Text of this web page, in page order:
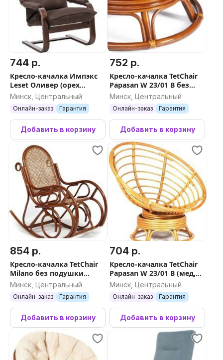
744 р.
Кресло-качалка Импэкс
Leset Оливер (орех
текстура/Malmo 28)
Минск, Центральный
Онлайн-заказ Гарантия
Добавить в корзину
752 р.
Кресло-качалка TetChair
Papasan W 23/01 B без
подушки (орех)
Минск, Центральный
Онлайн-заказ Гарантия
Добавить в корзину
854 р.
Кресло-качалка TetChair
Milano без подушки
(орех)
Минск, Центральный
Онлайн-заказ Гарантия
Добавить в корзину
704 р.
Кресло-качалка TetChair
Papasan W 23/01 B (мед,
без подушки)
Минск, Центральный
Онлайн-заказ Гарантия
Добавить в корзину